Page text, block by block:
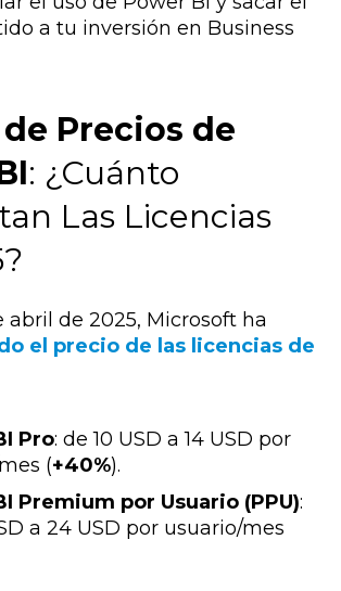
a tu inversión en Business
Precios de
: ¿Cuánto
Las Licencias
abril de 2025, Microsoft ha
el precio de las licencias de
Pro: de 10 USD a 14 USD por
(+40%).
Premium por Usuario (PPU):
a 24 USD por usuario/mes